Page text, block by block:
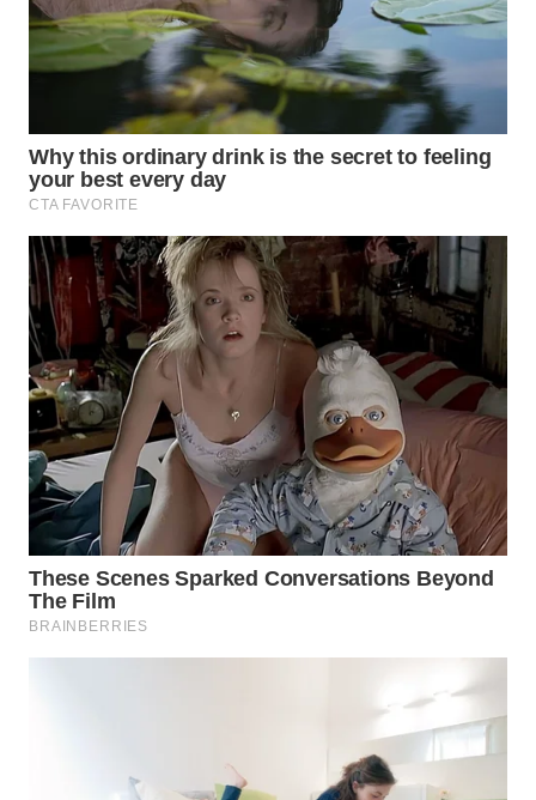
SUKABUMI
PURWAKARTA
WN
PRIANGAN
WN
SEMARANG
WN
SOLO
WN
BOROBUDUR
WN
MADURA